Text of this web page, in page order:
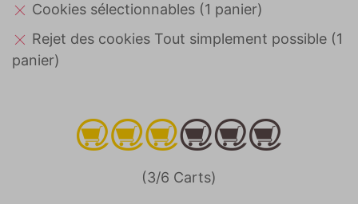
Cookies sélectionnables (1 panier)
Rejet des cookies Tout simplement possible (1
panier)
(3/6 Carts)